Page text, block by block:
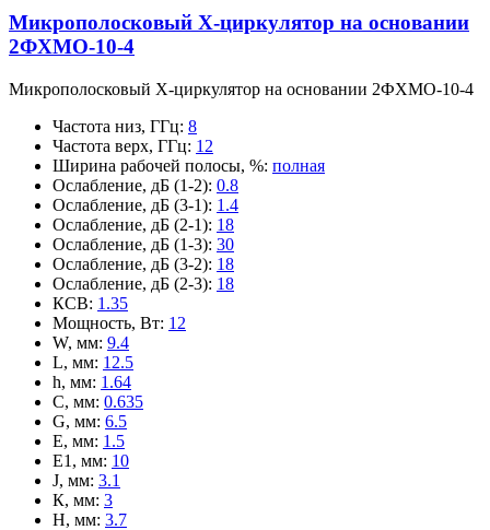
Микрополосковый X-циркулятор на основании
2ФХМО-10-4
Микрополосковый X-циркулятор на основании 2ФХМО-10-4
Частота низ, ГГц: 8
Частота верх, ГГц: 12
Ширина рабочей полосы, %: полная
Ослабление, дБ (1-2): 0.8
Ослабление, дБ (3-1): 1.4
Ослабление, дБ (2-1): 18
Ослабление, дБ (1-3): 30
Ослабление, дБ (3-2): 18
Ослабление, дБ (2-3): 18
КСВ: 1.35
Мощность, Вт: 12
W, мм: 9.4
L, мм: 12.5
h, мм: 1.64
C, мм: 0.635
G, мм: 6.5
E, мм: 1.5
E1, мм: 10
J, мм: 3.1
К, мм: 3
H, мм: 3.7